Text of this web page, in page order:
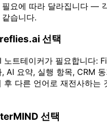
요에 따라 달라집니다 —
습니다.
선택
노트테이커가 필요합니다:
AI 요약, 실행 항목, CRM
후 다른 언어로 재전사하는
선택